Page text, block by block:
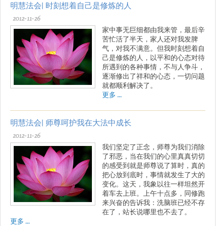
明慧法会| 时刻想着自己是修炼的人
2012-11-26
家中事无巨细都由我来管，最后辛
苦忙活了半天，家人还对我发脾
气，对我不满意。但我时刻想着自
己是修炼的人，以平和的心态对待
所遇到的各种事情，不与人争斗，
逐渐修出了祥和的心态，一切问题
就都顺利解决了。
更多 ...
明慧法会| 师尊呵护我在大法中成长
2012-11-26
我们坚定了正念，师尊为我们消除
了邪恶，当在我们的心里真真切切
的感受到就是师尊说了算时，真的
把心放到底时，事情就发生了大的
变化。这天，我象以往一样坦然开
着车去上班。上午十点多，同修跑
来兴奋的告诉我：洗脑班已经不存
在了，站长说哪里也不去了。
更多 ...